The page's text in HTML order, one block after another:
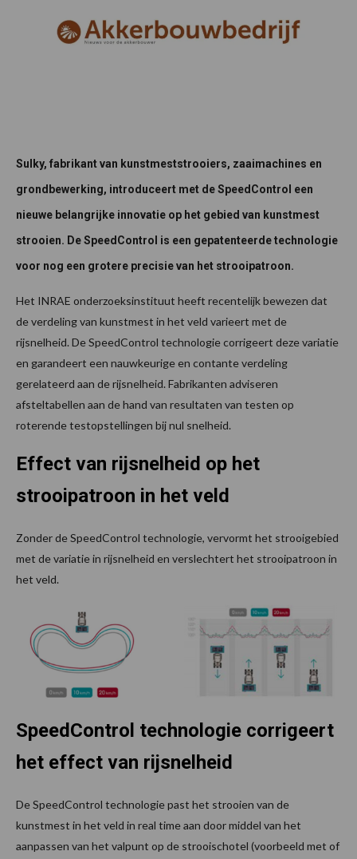
Sulky, fabrikant van kunstmeststrooiers, zaaimachines en
grondbewerking, introduceert met de SpeedControl een
nieuwe belangrijke innovatie op het gebied van kunstmest
strooien. De SpeedControl is een gepatenteerde technologie
voor nog een grotere precisie van het strooipatroon.
Het INRAE onderzoeksinstituut heeft recentelijk bewezen dat
de verdeling van kunstmest in het veld varieert met de
rijsnelheid. De SpeedControl technologie corrigeert deze variatie
en garandeert een nauwkeurige en contante verdeling
gerelateerd aan de rijsnelheid. Fabrikanten adviseren
afsteltabellen aan de hand van resultaten van testen op
roterende testopstellingen bij nul snelheid.
Effect van rijsnelheid op het
strooipatroon in het veld
Zonder de SpeedControl technologie, vervormt het strooigebied
met de variatie in rijsnelheid en verslechtert het strooipatroon in
het veld.
SpeedControl technologie corrigeert
het effect van rijsnelheid
De SpeedControl technologie past het strooien van de
kunstmest in het veld in real time aan door middel van het
aanpassen van het valpunt op de strooischotel (voorbeeld met of